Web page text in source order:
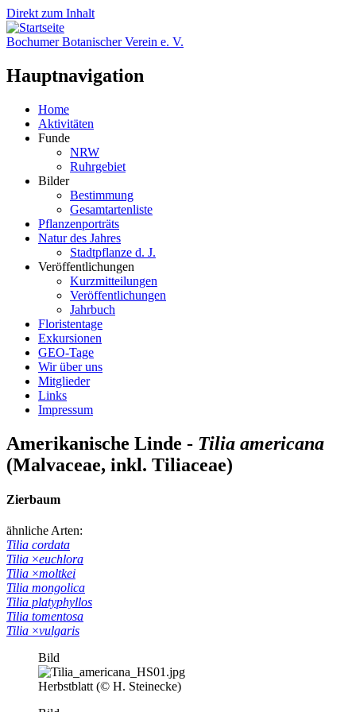
Direkt zum Inhalt
Bochumer Botanischer Verein e. V.
Hauptnavigation
Home
Aktivitäten
Funde
NRW
Ruhrgebiet
Bilder
Bestimmung
Gesamtartenliste
Pflanzenporträts
Natur des Jahres
Stadtpflanze d. J.
Veröffentlichungen
Kurzmitteilungen
Veröffentlichungen
Jahrbuch
Floristentage
Exkursionen
GEO-Tage
Wir über uns
Mitglieder
Links
Impressum
Amerikanische Linde - Tilia americana
(Malvaceae, inkl. Tiliaceae)
Zierbaum
ähnliche Arten:
Tilia cordata
Tilia ×euchlora
Tilia ×moltkei
Tilia mongolica
Tilia platyphyllos
Tilia tomentosa
Tilia ×vulgaris
Bild
Herbstblatt (© H. Steinecke)